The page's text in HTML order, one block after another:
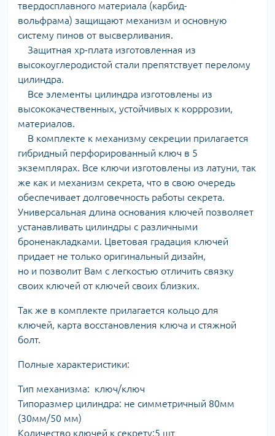
твердосплавного материала (карбид-
вольфрама) защищают механизм и основную
систему пинов от высверливания.
Защитная хр-плата изготовленная из
высокоуглеродистой стали препятствует перелому
цилиндра.
Все элементы цилиндра изготовлены из
высококачественных, устойчивых к корррозии,
материалов.
В комплекте к механизму секреции прилагается
гибридный перфорированный ключ в 5
экземплярах. Все ключи изготовлены из латуни, так
же как и механизм секрета, что в свою очередь
обеспечивает долговечность работы секрета.
Универсальная длина основания ключей позволяет
устанавливать цилиндры с различными
броненакладками. Цветовая градация ключей
придает не только оригинальный дизайн,
но и позволит Вам с легкостью отличить связку
своих ключей от ключей своих близких.
Так же в комплекте прилагается кольцо для
ключей, карта восстановления ключа и стяжной
болт.
Полные характеристики:
Тип механизма: ключ/ключ
Типоразмер цилиндра: не симметричный 80мм
(30мм/50 мм)
Количество ключей к секрету:5 шт